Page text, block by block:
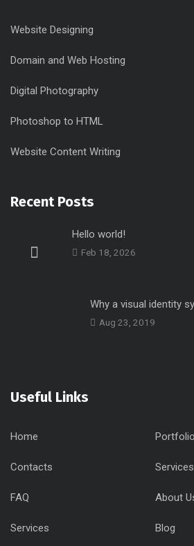
Website Designing
Domain and Web Hosting
Digital Photography
Photoshop to HTML
Website Content Writing
Recent Posts
Hello world!
Feb 18, 2026
Why a visual identity
Aug 23, 2019
Useful Links
Home Portfolio
Contacts Services
FAQ About
Services Blog